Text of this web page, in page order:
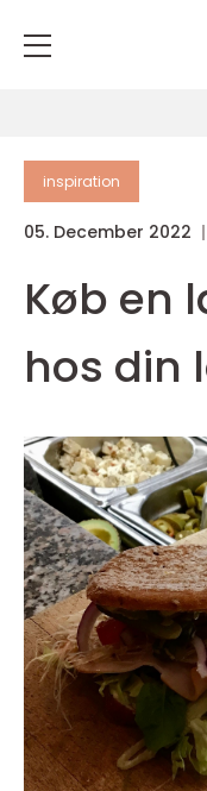
inspiration
05. December 2022
Køb en
hos din